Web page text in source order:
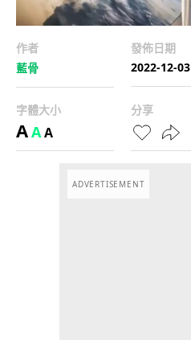
作者
藍骨
發佈日期
2022-12-03
字體大小
AAA
分享
ADVERTISEMENT